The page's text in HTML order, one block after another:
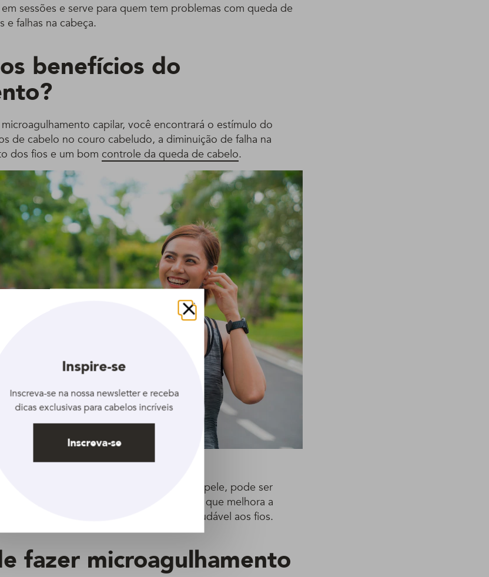
sessões e serve para quem tem problemas com queda de
e falhas na cabeça.
benefícios do
capilar, você encontrará o estímulo do
de cabelo no couro cabeludo, a diminuição de falha na
dos fios e um bom controle da queda de cabelo.
capilar, assim como feito na pele, pode ser
tratamento de prevenção de queda, visto que melhora a
estimulando um ciclo de crescimento saudável aos fios.
fazer microagulhamento
Fechar
Inspire-se
Inscreva-se na nossa newsletter e receba
dicas exclusivas para cabelos incríveis
Inscreva-se